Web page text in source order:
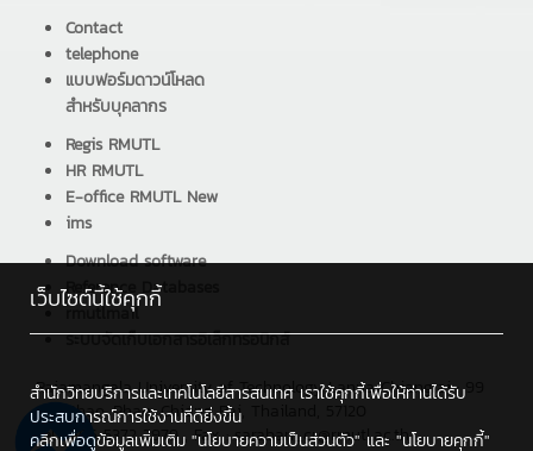
Contact
telephone
แบบฟอร์มดาวน์โหลด
สำหรับบุคลากร
Regis RMUTL
HR RMUTL
E-office RMUTL New
ims
Download software
Reference Databases
rmutlmail
ระบบจัดเก็บเอกสารอิเล็กทรอนิกส์
Rajamangala University of Technology Lanna Chiangrai : 99
Sai Khao, Phan, Chiang Rai, Thailand, 57120
Tel : +66 5372 3979 , Fax : saraban_cr@rmutl.ac.th
เว็บไซต์นี้ใช้คุกกี้
สำนักวิทยบริการและเทคโนโลยีสารสนเทศ เราใช้คุกกี้เพื่อให้ท่านได้รับ
ประสบการณ์การใช้งานที่ดียิ่งขึ้น
คลิกเพื่อดูข้อมูลเพิ่มเติม "นโยบายความเป็นส่วนตัว" และ "นโยบายคุกกี้"